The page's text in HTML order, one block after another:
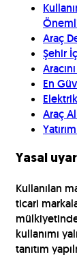
Araç
Şehir
En
Araç
Yasal
Kullanılan
ticari
kullanımı
tanıtım